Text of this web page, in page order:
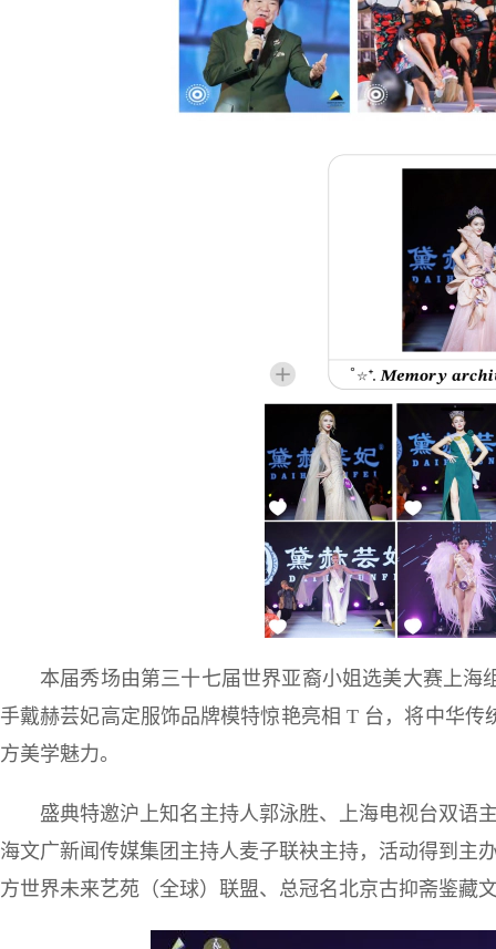
本届秀场由第三十七届世界亚裔小姐选美大赛上
手戴赫芸妃高定服饰品牌模特惊艳亮相 T 台，将中华
方美学魅力。
盛典特邀沪上知名主持人郭泳胜、上海电视台双语
海文广新闻传媒集团主持人麦子联袂主持，活动得到主
方世界未来艺苑（全球）联盟、总冠名北京古抑斋鉴藏